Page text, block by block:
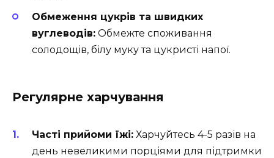
Обмеження цукрів та швидких
вуглеводів: Обмежте споживання
солодощів, білу муку та цукристі напої.
Регулярне харчування
Часті прийоми їжі: Харчуйтесь 4-5 разів на
день невеликими порціями для підтримки